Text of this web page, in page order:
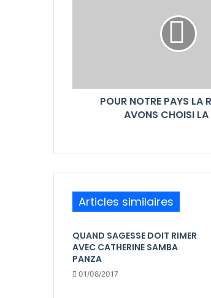
POUR NOTRE PAYS LA
AVONS CHOISI LA
Articles similaires
QUAND SAGESSE DOIT RIMER
AVEC CATHERINE SAMBA
PANZA
01/08/2017